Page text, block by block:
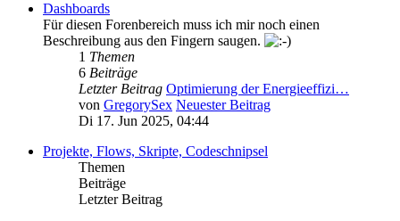
Dashboards
Für diesen Forenbereich muss ich mir noch einen
Beschreibung aus den Fingern saugen.
1 Themen
6 Beiträge
Letzter Beitrag Optimierung der Energieeffizi…
von GregorySex Neuester Beitrag
Di 17. Jun 2025, 04:44
Projekte, Flows, Skripte, Codeschnipsel
Themen
Beiträge
Letzter Beitrag